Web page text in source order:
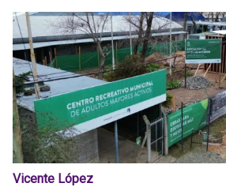
Vicente López